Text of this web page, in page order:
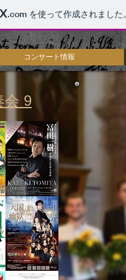
.com を使って作成されまし
コンサート情報
会 9